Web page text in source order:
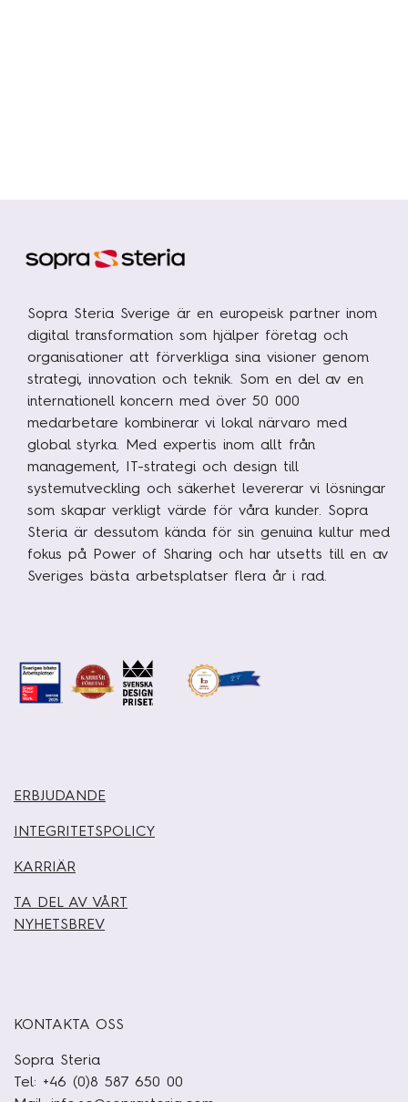
Sopra Steria Sverige är en europeisk partner inom
digital transformation som hjälper företag och
organisationer att förverkliga sina visioner genom
strategi, innovation och teknik. Som en del av en
internationell koncern med över 50 000
medarbetare kombinerar vi lokal närvaro med
global styrka. Med expertis inom allt från
management, IT-strategi och design till
systemutveckling och säkerhet levererar vi lösningar
som skapar verkligt värde för våra kunder. Sopra
Steria är dessutom kända för sin genuina kultur med
fokus på Power of Sharing och har utsetts till en av
Sveriges bästa arbetsplatser flera år i rad.
ERBJUDANDE
INTEGRITETSPOLICY
KARRIÄR
TA DEL AV VÅRT
NYHETSBREV
KONTAKTA OSS
Sopra Steria
Tel: +46 (0)8 587 650 00